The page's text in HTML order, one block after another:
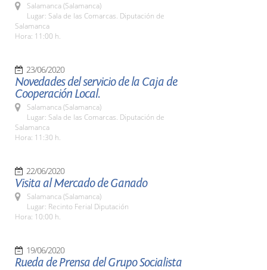
Salamanca (Salamanca)
Lugar: Sala de las Comarcas. Diputación de
Salamanca
Hora: 11:00 h.
23/06/2020
Novedades del servicio de la Caja de
Cooperación Local.
Salamanca (Salamanca)
Lugar: Sala de las Comarcas. Diputación de
Salamanca
Hora: 11:30 h.
22/06/2020
Visita al Mercado de Ganado
Salamanca (Salamanca)
Lugar: Recinto Ferial Diputación
Hora: 10:00 h.
19/06/2020
Rueda de Prensa del Grupo Socialista